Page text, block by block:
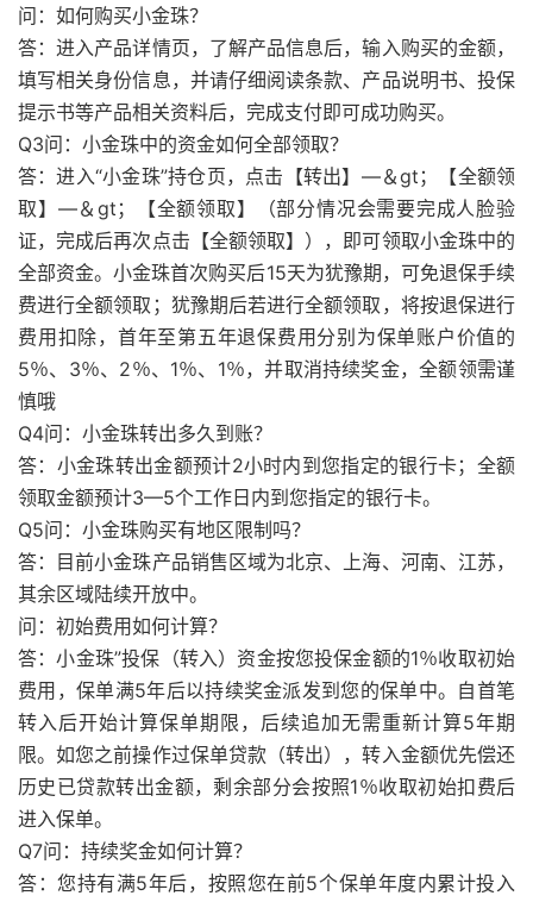
问：如何购买小金珠？
答：进入产品详情页，了解产品信息后，输入购买的金额，
填写相关身份信息，并请仔细阅读条款、产品说明书、投保
提示书等产品相关资料后，完成支付即可成功购买。
Q3问：小金珠中的资金如何全部领取？
答：进入“小金珠”持仓页，点击【转出】—＆gt；【全额领
取】—＆gt；【全额领取】（部分情况会需要完成人脸验
证，完成后再次点击【全额领取】），即可领取小金珠中的
全部资金。小金珠首次购买后15天为犹豫期，可免退保手续
费进行全额领取；犹豫期后若进行全额领取，将按退保进行
费用扣除，首年至第五年退保费用分别为保单账户价值的
5％、3％、2％、1％、1％，并取消持续奖金，全额领需谨
慎哦
Q4问：小金珠转出多久到账？
答：小金珠转出金额预计2小时内到您指定的银行卡；全额
领取金额预计3—5个工作日内到您指定的银行卡。
Q5问：小金珠购买有地区限制吗？
答：目前小金珠产品销售区域为北京、上海、河南、江苏，
其余区域陆续开放中。
问：初始费用如何计算？
答：小金珠”投保（转入）资金按您投保金额的1％收取初始
费用，保单满5年后以持续奖金派发到您的保单中。自首笔
转入后开始计算保单期限，后续追加无需重新计算5年期
限。如您之前操作过保单贷款（转出），转入金额优先偿还
历史已贷款转出金额，剩余部分会按照1％收取初始扣费后
进入保单。
Q7问：持续奖金如何计算？
答：您持有满5年后，按照您在前5个保单年度内累计投入